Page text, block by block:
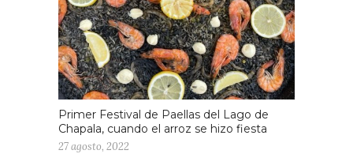
Primer Festival de Paellas del Lago de
Chapala, cuando el arroz se hizo fiesta
27 agosto, 2022